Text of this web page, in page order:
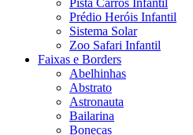
Pista Carros Infantil
Prédio Heróis Infantil
Sistema Solar
Zoo Safari Infantil
Faixas e Borders
Abelhinhas
Abstrato
Astronauta
Bailarina
Bonecas